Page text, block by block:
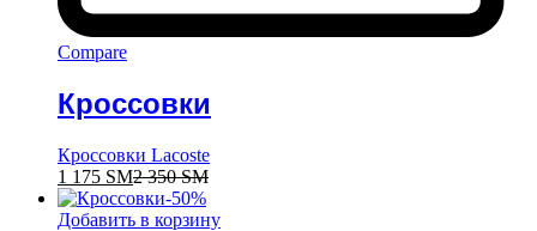
Compare
Кроссовки
Кроссовки Lacoste
1 175 ЅМ2 350ЅМ
-50%
Добавить в корзину